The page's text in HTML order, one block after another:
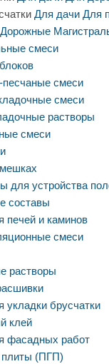
Для дачи Для
Дорожные
смеси
смеси
смеси
растворы
смеси
для устройства
составы
печей и каминов
смеси
растворы
укладки брусчатки
клей
фасадных работ
плиты (ПГП)